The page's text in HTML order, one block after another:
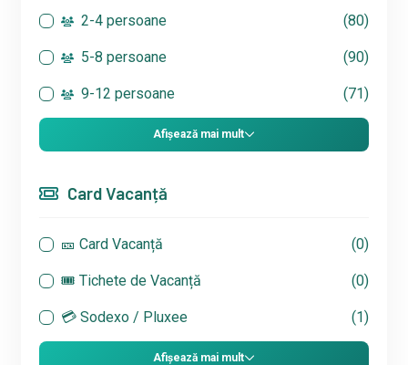
2-4 persoane (80)
5-8 persoane (90)
9-12 persoane (71)
Afișează mai mult
Card Vacanță
🎫 Card Vacanță (0)
🎟 Tichete de Vacanță (0)
💳 Sodexo / Pluxee (1)
Afișează mai mult